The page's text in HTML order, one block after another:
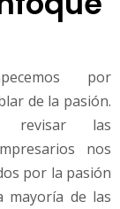
por
de la pasión.
revisar las
nos
por la pasión
mayoría de las